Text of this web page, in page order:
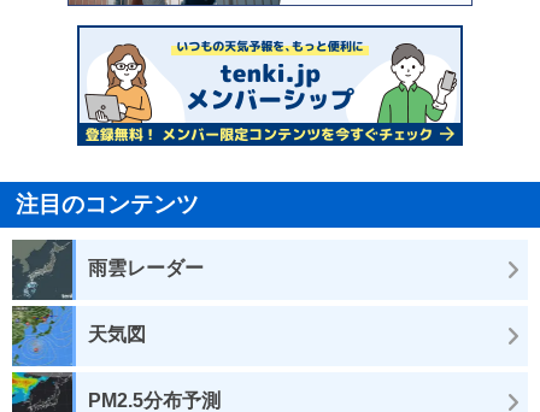
注目のコンテンツ
雨雲レーダー
天気図
PM2.5分布予測